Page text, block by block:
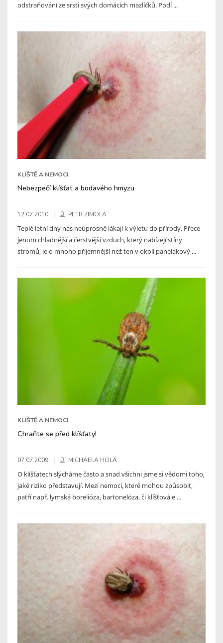
odstraňování ze srsti svých domácích mazlíčků. Podí ...
KLÍŠTĚ A NEMOCI
Nebezpečí klíšťat a bodavého hmyzu
12.07.2010 PETR ZIMOLA
Teplé letní dny nás neúprosně lákají k výletu do přírody. Přece
jenom chladnější a čerstvější vzduch, který nabízejí stíny
stromů, je o mnoho příjemnější než ten v okolí panelákový ...
KLÍŠTĚ A NEMOCI
Chraňte se před klíšťaty!
07.07.2009 MICHAELA HOLÁ
O klíšťatech slýcháme často a snad všichni jsme si vědomi toho,
jaké riziko představují. Mezi nemoci, které mohou způsobit,
patří např. lymská borelióza, bartonelóza, či klíšťová e ...